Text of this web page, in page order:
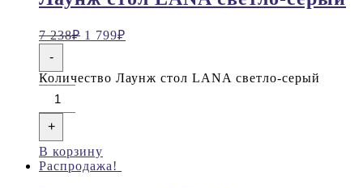
7 238₽ 1 799₽
-
Количество Лаунж стол LANA светло-серый
+
В корзину
Распродажа!